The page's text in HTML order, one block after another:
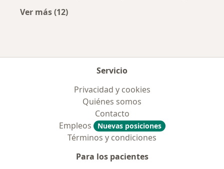
Ver más (12)
Servicio
Privacidad y cookies
Quiénes somos
Contacto
Empleos
Nuevas posiciones
Términos y condiciones
Para los pacientes